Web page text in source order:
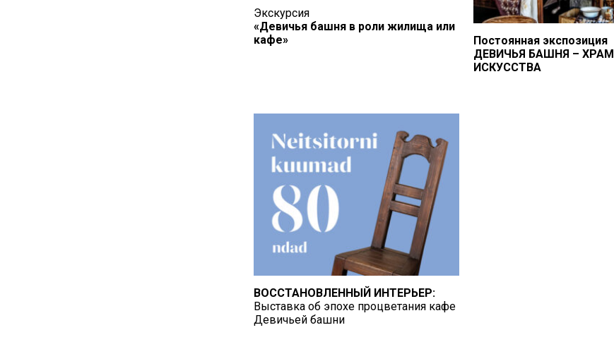
Экскурсия
«Девичья башня в роли жилища или
кафе»
Постоянная экспозиция
ДЕВИЧЬЯ БАШНЯ – ХРАМ
ИСКУССТВА
ВОССТАНОВЛЕННЫЙ ИНТЕРЬЕР:
Выставка об эпохе процветания кафе
Девичьей башни